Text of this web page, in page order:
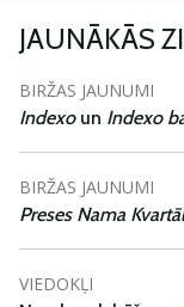
JAUNĀKĀS
BIRŽAS JAUNUMI
Indexoun Indexo
BIRŽAS JAUNUMI
Preses Nama
VIEDOKĻI